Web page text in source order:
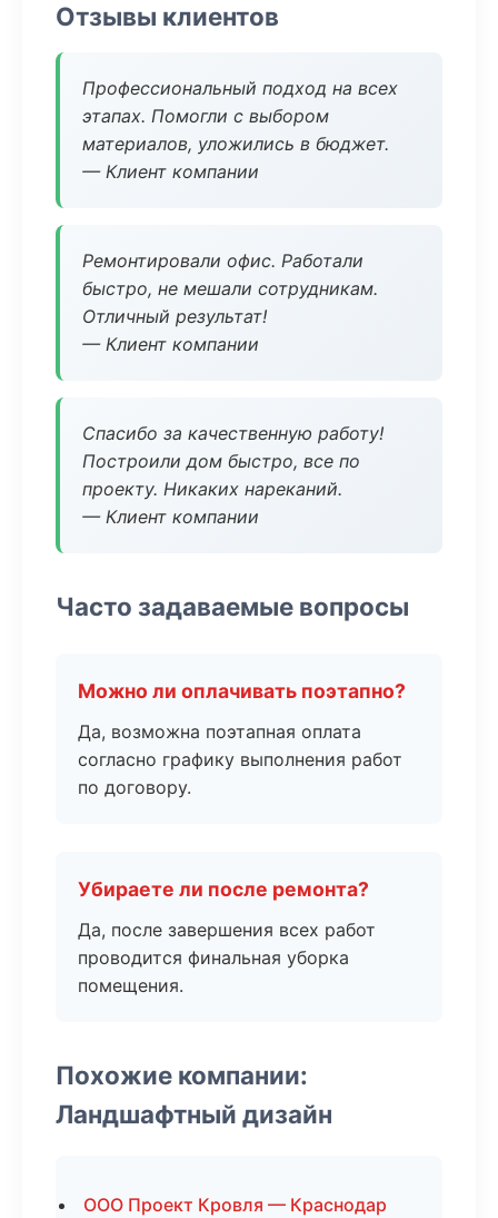
Отзывы клиентов
Профессиональный подход на всех
этапах. Помогли с выбором
материалов, уложились в бюджет.
— Клиент компании
Ремонтировали офис. Работали
быстро, не мешали сотрудникам.
Отличный результат!
— Клиент компании
Спасибо за качественную работу!
Построили дом быстро, все по
проекту. Никаких нареканий.
— Клиент компании
Часто задаваемые вопросы
Можно ли оплачивать поэтапно?
Да, возможна поэтапная оплата
согласно графику выполнения работ
по договору.
Убираете ли после ремонта?
Да, после завершения всех работ
проводится финальная уборка
помещения.
Похожие компании:
Ландшафтный дизайн
ООО Проект Кровля — Краснодар